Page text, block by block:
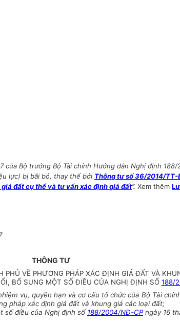
của Bộ trưởng Bộ Tài chính Hướng dẫn Nghị định
lực) bị bãi bỏ, thay thế bởi Thông tư số 36/2014/TT-
đất cụ thể và tư vấn xác định giá đất”. Xem thêm
THÔNG TƯ
PHỦ VỀ PHƯƠNG PHÁP XÁC ĐỊNH GIÁ ĐẤT VÀ
BỔ SUNG MỘT SỐ ĐIỀU CỦA NGHỊ ĐỊNH SỐ 188/
vụ, quyền hạn và cơ cấu tổ chức của Bộ Tài
pháp xác định giá đất và khung giá các loại đất;
số điều của Nghị định số 188/2004/NĐ-CPngày 16